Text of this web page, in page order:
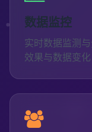
数据监控
实时数据监测
效果与数据变化